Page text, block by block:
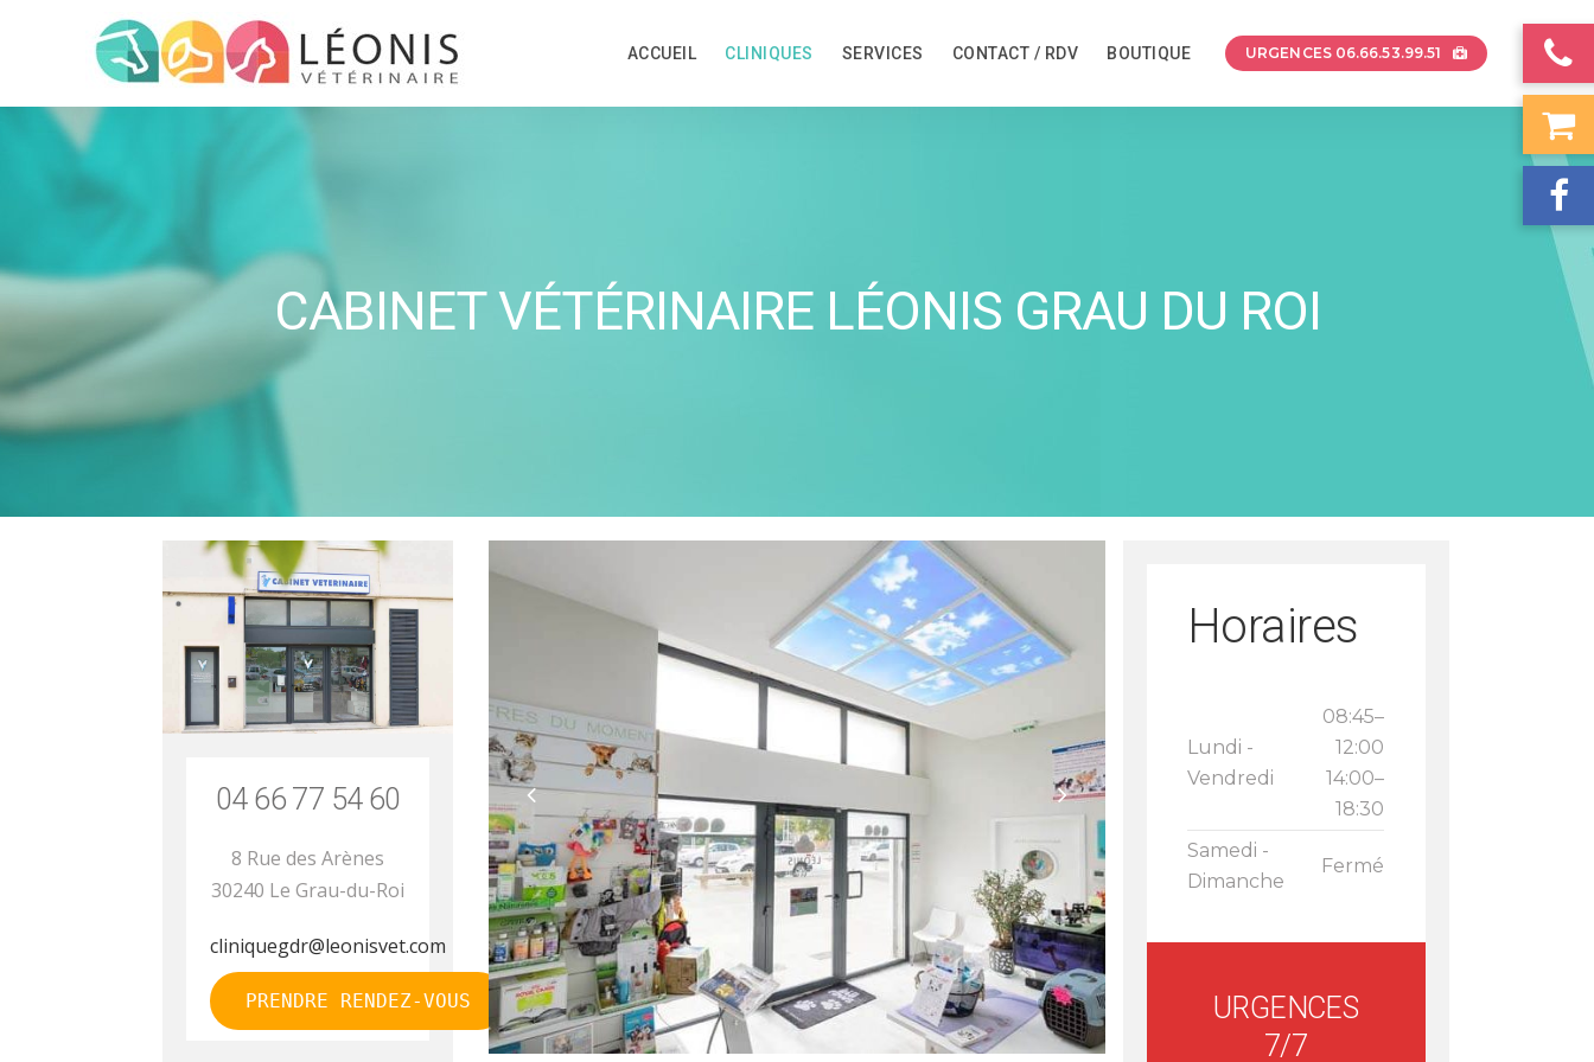
URGENCES 06.66.53.99.51
ACCUEIL CLINIQUES SERVICES CONTACT / RDV BOUTIQUE
CABINET VÉTÉRINAIRE LÉONIS GRAU DU ROI
04 66 77 54 60
8 Rue des Arènes
30240 Le Grau-du-Roi
cliniquegdr@leonisvet.com
PRENDRE RENDEZ-VOUS
Horaires
Lundi -
Vendredi
08:45–
12:00
14:00–
18:30
Samedi -
Dimanche
Fermé
URGENCES
7/7